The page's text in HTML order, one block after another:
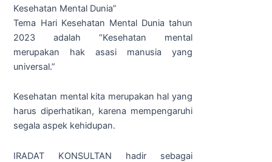
Kesehatan Mental Dunia”
Tema Hari Kesehatan Mental Dunia tahun
2023 adalah “Kesehatan mental
merupakan hak asasi manusia yang
universal.”
Kesehatan mental kita merupakan hal yang
harus diperhatikan, karena mempengaruhi
segala aspek kehidupan.
IRADAT KONSULTAN hadir sebagai